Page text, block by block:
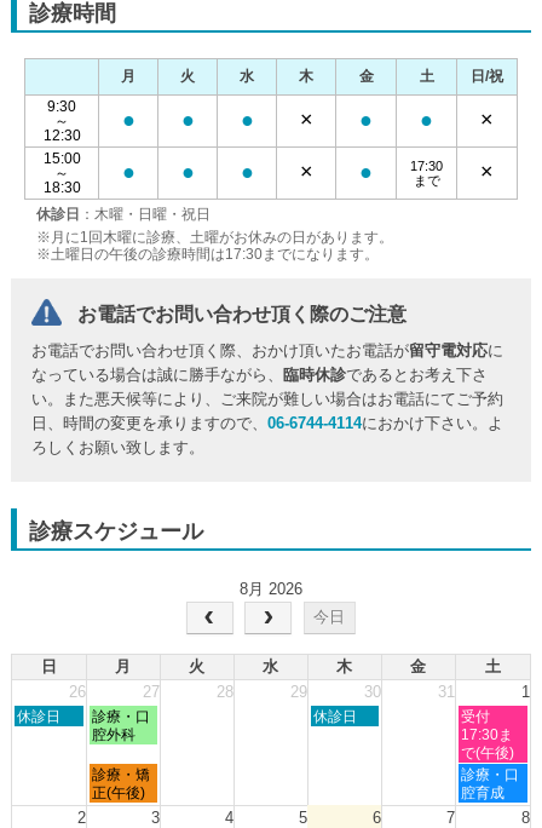
診療時間
休診日 ：木曜・日曜・祝日
※月に1回木曜に診療、土曜がお休みの日があります。
※土曜日の午後の診療時間は17:30までになります。
月 火 水 木 金 土
日/祝
9:30
～
12:30
● ● ● × ● ● ×
15:00
～
18:30
● ● ● × ●
17:30
まで
×
お電話でお問い合わせ頂く際のご注意
お電話でお問い合わせ頂く際、おかけ頂いたお電話が留守電対応に
なっている場合は誠に勝手ながら、
臨時休診であるとお考え下さ
い。また悪天候等により、ご来院が難しい場合はお電話にてご予約
日、時間の変更を承りますので、06-6744-4114におかけ下さい。よ
ろしくお願い致します。
診療スケジュール
8月 2026
今日
日 月 火 水 木 金
土
26
27 28 29 30 31 1
日
26th
休診日
月
曜
7
月
27th
診療・口
腔外科
木
30th
休診日
土
曜
日,
8
月
1st
受付
17:30ま
で(午後)
月
曜
日,
診療・矯
正(午後)
土
曜
日,
診療・口
腔育成
2 3 4 5 6 7 8